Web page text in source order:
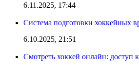
6.11.2025, 17:44
Система подготовки хоккейных
6.10.2025, 21:51
Смотреть хоккей онлайн: